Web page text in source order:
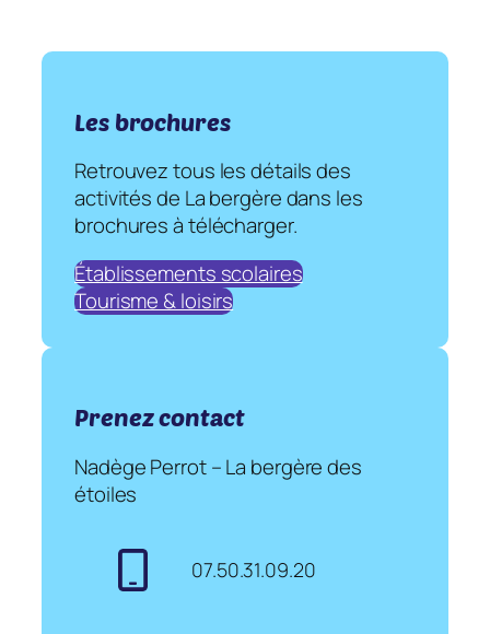
Les brochures
Retrouvez tous les détails des
activités de La bergère dans les
brochures à télécharger.
Établissements scolaires
Tourisme & loisirs
Prenez contact
Nadège Perrot – La bergère des
étoiles
07.50.31.09.20